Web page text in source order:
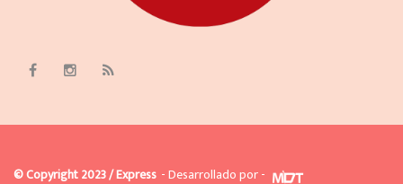
© Copyright 2023 / Express - Desarrollado por -